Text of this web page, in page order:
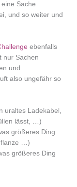
Sache
und so weiter und
ebenfalls
nur Sachen
und
also ungefähr so
uraltes Ladekabel,
lässt, …)
größeres Ding
…)
größeres Ding